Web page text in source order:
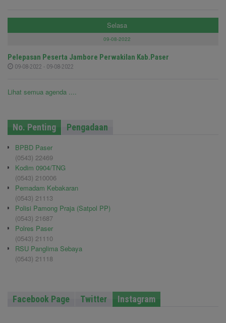
Selasa
09-08-2022
Pelepasan Peserta Jambore Perwakilan Kab.Paser
09-08-2022 - 09-08-2022
Lihat semua agenda ....
No. Penting Pengadaan
BPBD Paser
(0543) 22469
Kodim 0904/TNG
(0543) 210006
Pemadam Kebakaran
(0543) 21113
Polisi Pamong Praja (Satpol PP)
(0543) 21687
Polres Paser
(0543) 21110
RSU Panglima Sebaya
(0543) 21118
Facebook Page Twitter Instagram